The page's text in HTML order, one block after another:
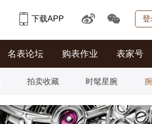
登
下载APP
名表论坛 购表作业 表家号
拍卖收藏 时髦星腕